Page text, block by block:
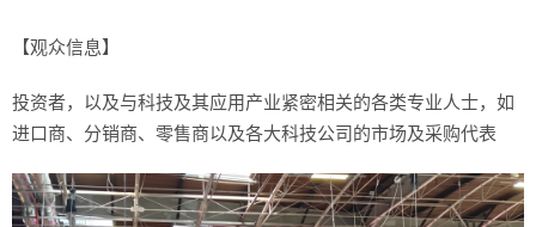
【观众信息】
投资者，以及与科技及其应用产业紧密相关的各类专业人士，如
进口商、分销商、零售商以及各大科技公司的市场及采购代表